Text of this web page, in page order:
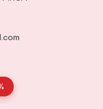
chi tiết từ A tới Z